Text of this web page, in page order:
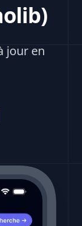
jour en